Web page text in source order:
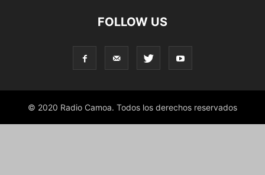
FOLLOW US
© 2020 Radio Camoa. Todos los derechos reservados